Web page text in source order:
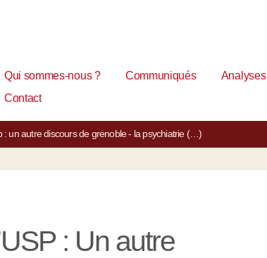
Qui sommes-nous ? Communiqués Analyses
Contact
: un autre discours de grenoble - la psychiatrie (…)
: Un autre